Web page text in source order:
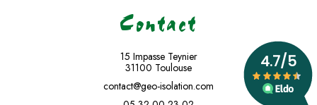
Contact
15 Impasse Teynier
31100 Toulouse
contact@geo-isolation.com